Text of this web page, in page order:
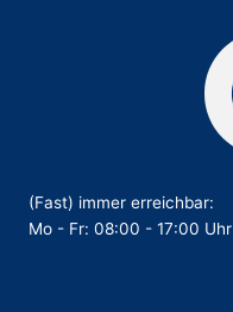
(Fast) immer erreichbar:
Mo - Fr: 08:00 - 17:00 Uhr